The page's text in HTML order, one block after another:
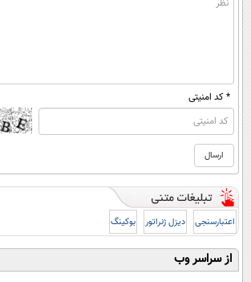
* کد امنیتی
اعتبارسنجی دیزل ژنراتور بوکینگ
از سراسر وب